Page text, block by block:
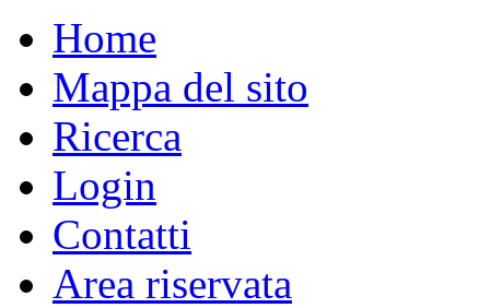
Home
Mappa del sito
Ricerca
Login
Contatti
Area riservata